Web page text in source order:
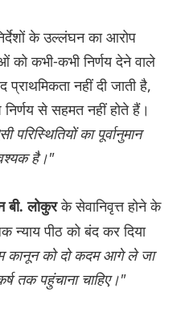
के उल्लंघन का आरोप
को कभी-कभी निर्णय देने वाले
प्राथमिकता नहीं दी जाती है,
से सहमत नहीं होते हैं।
परिस्थितियों का पूर्वानुमान
है।"
बी. लोकुरके सेवानिवृत्त होने के
न्याय पीठ को बंद कर दिया
कानून को दो कदम आगे ले जा
तक पहुंचाना चाहिए।"